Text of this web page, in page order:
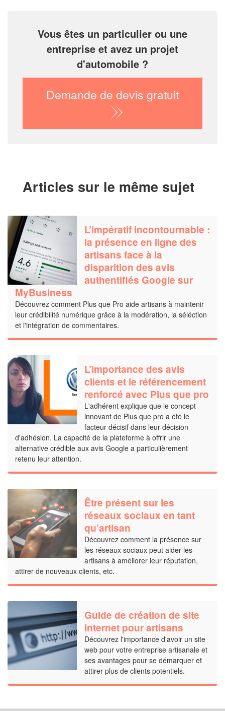
Vous êtes un particulier ou une
entreprise et avez un projet
d'automobile ?
Demande de devis gratuit
Articles sur le même sujet
L’impératif incontournable :
la présence en ligne des
artisans face à la
disparition des avis
authentifiés Google sur
MyBusiness
Découvrez comment Plus que Pro aide artisans à maintenir
leur crédibilité numérique grâce à la modération, la séléction
et l'intégration de commentaires.
L’importance des avis
clients et le référencement
renforcé avec Plus que pro
L'adhérent explique que le concept
innovant de Plus que pro a été le
facteur décisif dans leur décision
d'adhésion. La capacité de la plateforme à offrir une
alternative crédible aux avis Google a particulièrement
retenu leur attention.
Être présent sur les
réseaux sociaux en tant
qu’artisan
Découvrez comment la présence sur
les réseaux sociaux peut aider les
artisans à améliorer leur réputation,
attirer de nouveaux clients, etc.
Guide de création de site
Internet pour artisans
Découvrez l'importance d'avoir un site
web pour votre entreprise artisanale et
ses avantages pour se démarquer et
attirer plus de clients potentiels.